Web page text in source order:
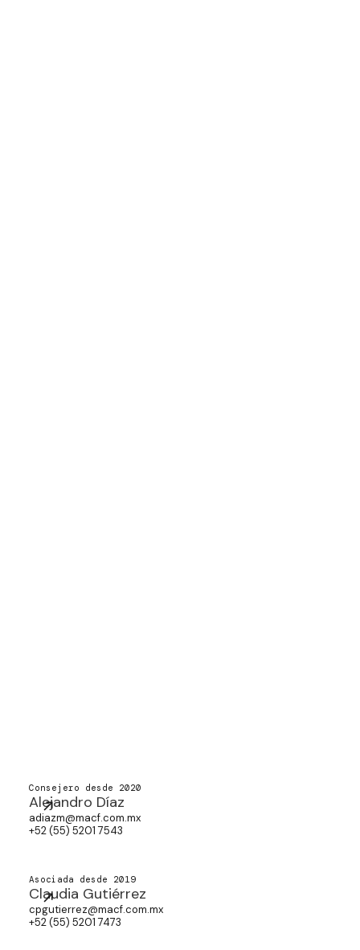
Consejero desde 2020
Alejandro Díaz
adiazm@macf.com.mx
+52 (55) 5201 7543
Asociada desde 2019
Claudia Gutiérrez
cpgutierrez@macf.com.mx
+52 (55) 5201 7473